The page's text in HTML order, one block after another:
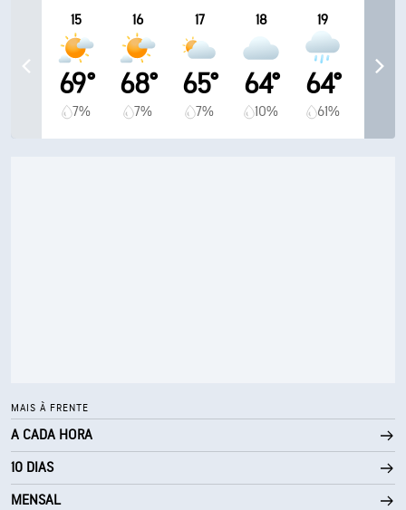
15
69°
7%
16
68°
7%
17
65°
7%
18
64°
10%
19
64°
61%
MAIS À FRENTE
A CADA HORA
10 DIAS
MENSAL